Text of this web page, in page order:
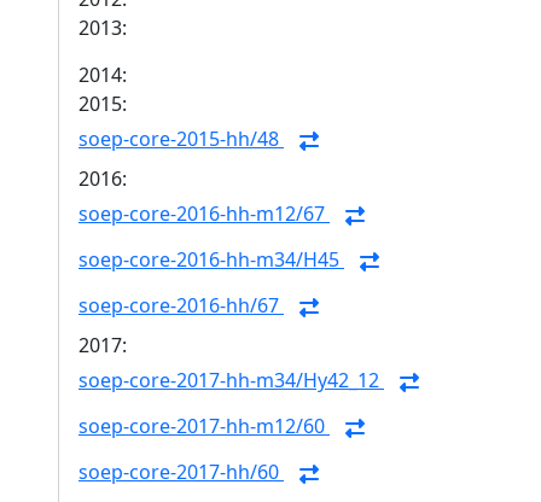
2013:
2014:
2015:
soep-core-2015-hh/48
2016:
soep-core-2016-hh-m12/67
soep-core-2016-hh-m34/H45
soep-core-2016-hh/67
2017:
soep-core-2017-hh-m34/Hy42_12
soep-core-2017-hh-m12/60
soep-core-2017-hh/60